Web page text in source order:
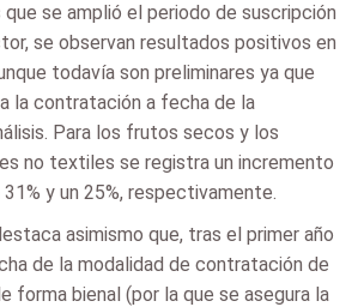
se amplió el periodo de suscripción
se observan resultados positivos en
todavía son preliminares ya que
la contratación a fecha de la
Para los frutos secos y los
no textiles se registra un incremento
y un 25%, respectivamente.
asimismo que, tras el primer año
de la modalidad de contratación de
forma bienal (por la que se asegura la